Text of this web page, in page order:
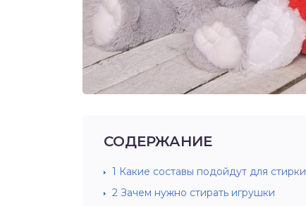
СОДЕРЖАНИЕ
1 Какие составы подойдут для стирки
2 Зачем нужно стирать игрушки